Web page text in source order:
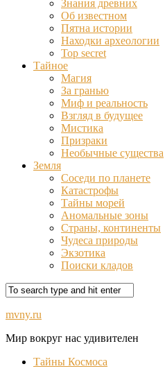
Знания древних
Об известном
Пятна истории
Находки археологии
Top secret
Тайное
Магия
За гранью
Миф и реальность
Взгляд в будущее
Мистика
Призраки
Необычные существа
Земля
Соседи по планете
Катастрофы
Тайны морей
Аномальные зоны
Страны, континенты
Чудеса природы
Экзотика
Поиски кладов
mvny.ru
Мир вокруг нас удивителен
Тайны Космоса